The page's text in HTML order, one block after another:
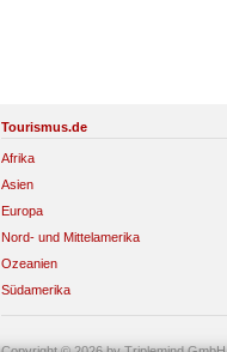
Tourismus.de
Afrika
Asien
Europa
Nord- und Mittelamerika
Ozeanien
Südamerika